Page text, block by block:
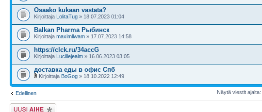
Osaako kukaan vastata?
Kirjoittaja LolitaTug » 18.07.2023 01:04
Balkan Pharma Рыбинск
Kirjoittaja maximllwam » 17.07.2023 14:58
https://clck.ru/34accG
Kirjoittaja Lucillejealm » 16.06.2023 03:05
доставка еды в офис Спб
Kirjoittaja BoGog » 18.10.2022 12:49
Edellinen Näytä viestit ajalta:
Lähetä uusi viesti